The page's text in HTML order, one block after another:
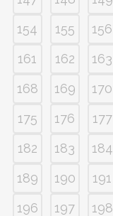
154
155 156
161
162 163
168
169 170
175
176 177
182
183 184
189
190 191
196
197 198